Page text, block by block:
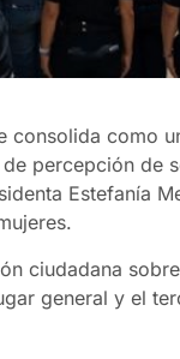
consolida como
percepción de
Estefanía
ciudadana
general y el